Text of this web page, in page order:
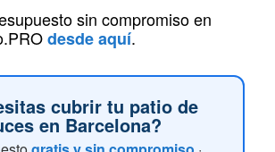
sin compromiso en
desde aquí.
cubrir tu patio de
en Barcelona?